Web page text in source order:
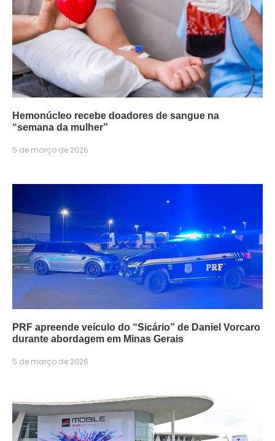
Hemonúcleo recebe doadores de sangue na
“semana da mulher”
5 de março de 2026
PRF apreende veículo do “Sicário” de Daniel Vorcaro
durante abordagem em Minas Gerais
5 de março de 2026